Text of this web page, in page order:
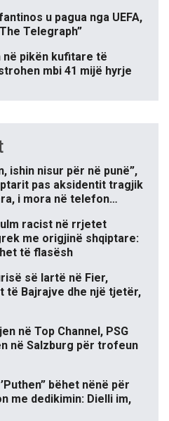
u pagua nga UEFA,
Telegraph”
në pikën kufitare të
mbi 41 mijë hyrje
ishin nisur për në punë”,
pas aksidentit tragjik
i mora në telefon…
racist në rrjetet
me origjinë shqiptare:
të flasësh
së lartë në Fier,
të Bajrajve dhe një tjetër,
në Top Channel, PSG
në Salzburg për trofeun
bëhet nënë për
me dedikimin: Dielli im,